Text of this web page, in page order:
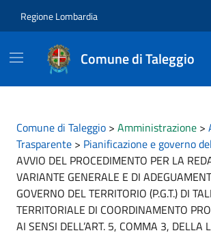
Regione Lombardia
Comune di Taleggio
Comune di Taleggio > Amministrazione >
Trasparente > Pianificazione e governo
AVVIO DEL PROCEDIMENTO PER LA
VARIANTE GENERALE E DI
GOVERNO DEL TERRITORIO (P.G.T.) DI
TERRITORIALE DI COORDINAMENTO
AI SENSI DELL’ART. 5, COMMA 3,